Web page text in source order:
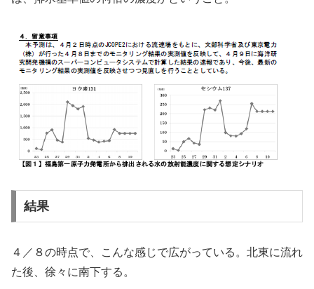
結果
４／８の時点で、こんな感じで広がっている。北東に流れ
た後、徐々に南下する。